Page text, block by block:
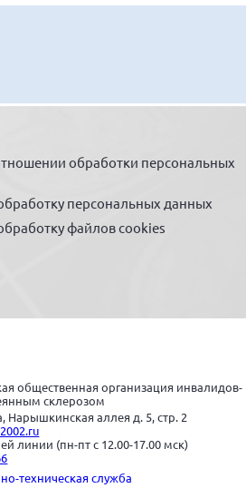
обработки персональных
персональных данных
файлов cookies
общественная организация инвалидов-
склерозом
Нарышкинская аллея д. 5, стр. 2
линии (пн-пт с 12.00-17.00 мск)
техническая служба